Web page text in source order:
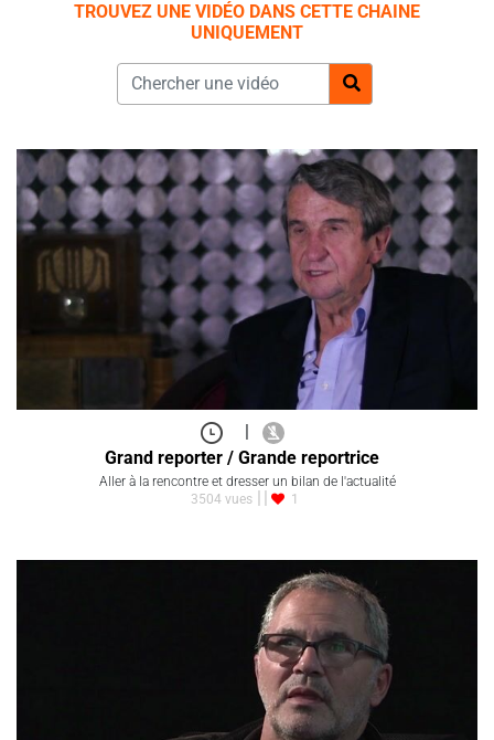
TROUVEZ UNE VIDÉO DANS CETTE CHAINE
UNIQUEMENT
|
Grand reporter / Grande reportrice
Aller à la rencontre et dresser un bilan de l'actualité
3504 vues
1